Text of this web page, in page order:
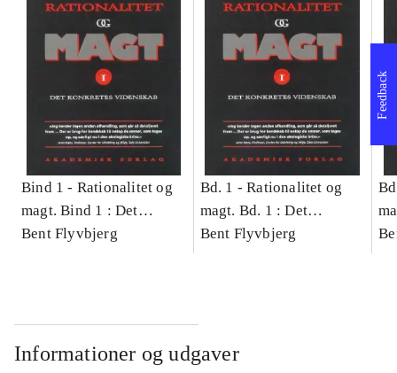
Bind 1 - Rationalitet og
magt. Bind 1 : Det
konkretes videnskab
Bent Flyvbjerg
Bd. 1 -Rationalitet og
magt. Bd. 1 : Det
konkretes videnskab
Bent Flyvbjerg
Informationer og udgaver
Feedback